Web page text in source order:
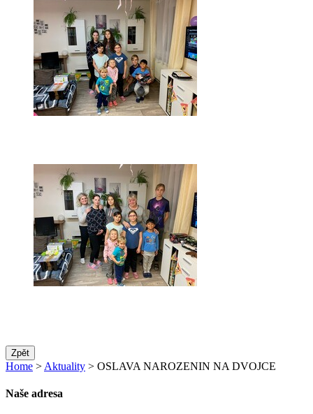
Zpět
Home > Aktuality > OSLAVA NAROZENIN NA DVOJCE
Naše adresa